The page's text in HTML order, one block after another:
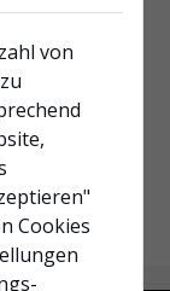
Sie
von
Cookies